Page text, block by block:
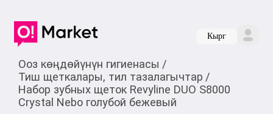
Кырг
Ооз көңдөйүнүн гигиенасы /
Тиш щеткалары, тил тазалагычтар /
Набор зубных щеток Revyline DUO S8000
Crystal Nebo голубой бежевый